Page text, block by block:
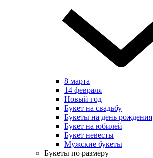
8 марта
14 февраля
Новый год
Букет на свадьбу
Букеты на день рождения
Букет на юбилей
Букет невесты
Мужские букеты
Букеты по размеру